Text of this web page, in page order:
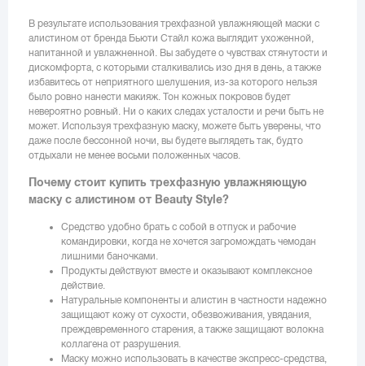
В результате использования трехфазной увлажняющей маски с
алистином от бренда Бьюти Стайл кожа выглядит ухоженной,
напитанной и увлажненной. Вы забудете о чувствах стянутости и
дискомфорта, с которыми сталкивались изо дня в день, а также
избавитесь от неприятного шелушения, из-за которого нельзя
было ровно нанести макияж. Тон кожных покровов будет
невероятно ровный. Ни о каких следах усталости и речи быть не
может. Используя трехфазную маску, можете быть уверены, что
даже после бессонной ночи, вы будете выглядеть так, будто
отдыхали не менее восьми положенных часов.
Почему стоит купить трехфазную увлажняющую
маску с алистином от Beauty Style?
Средство удобно брать с собой в отпуск и рабочие
командировки, когда не хочется загромождать чемодан
лишними баночками.
Продукты действуют вместе и оказывают комплексное
действие.
Натуральные компоненты и алистин в частности надежно
защищают кожу от сухости, обезвоживания, увядания,
преждевременного старения, а также защищают волокна
коллагена от разрушения.
Маску можно использовать в качестве экспресс-средства,